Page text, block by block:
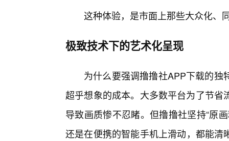
这种体验，是市面上那些大众化、
极致技术下的艺术化呈现
为什么要强调撸撸社APP下载的
超乎想象的成本。大多数平台为了节
导致画质惨不忍睹。但撸撸社坚持“原
还是在便携的智能手机上滑动，都能